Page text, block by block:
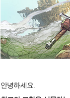
안녕하세요.